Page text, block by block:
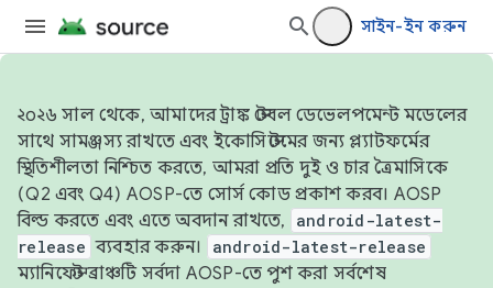
সাইন-ইন করুন
২০২৬ সাল থেকে, আমাদের ট্রাঙ্ক স্টেবল ডেভেলপমেন্ট মডেলের
সাথে সামঞ্জস্য রাখতে এবং ইকোসিস্টেমের জন্য প্ল্যাটফর্মের
স্থিতিশীলতা নিশ্চিত করতে, আমরা প্রতি দুই ও চার ত্রৈমাসিকে
(Q2 এবং Q4) AOSP-তে সোর্স কোড প্রকাশ করব। AOSP
বিল্ড করতে এবং এতে অবদান রাখতে,
android-latest-
release ব্যবহার করুন। android-latest-release
ম্যানিফেস্ট ব্রাঞ্চটি সর্বদা AOSP-তে পুশ করা সর্বশেষ